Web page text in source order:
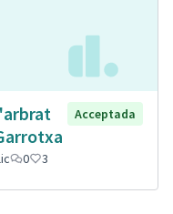
Acceptada
0 3